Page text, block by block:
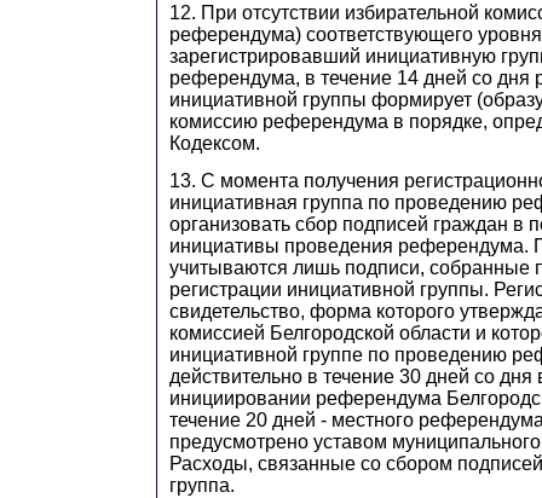
12. При отсутствии избирательной
референдума) соответствующего
зарегистрировавший инициативную
референдума, в течение 14 дней со дня
инициативной группы формирует
комиссию референдума в порядке,
Кодексом.
13. С момента получения
инициативная группа по проведению
организовать сбор подписей граждан в
инициативы проведения референдума.
учитываются лишь подписи, собранные
регистрации инициативной группы.
свидетельство, форма которого
комиссией Белгородской области и
инициативной группе по проведению
действительно в течение 30 дней со
инициировании референдума
течение 20 дней - местного
предусмотрено уставом
Расходы, связанные со сбором
группа.